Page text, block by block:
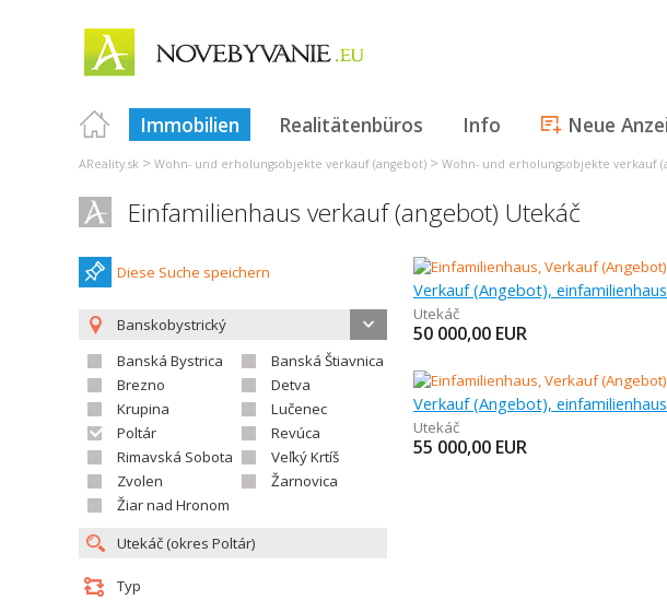
Immobilien Realitätenbüros Info Neue
AReality.sk > Wohn- und erholungsobjekte verkauf (angebot) > Wohn- und erholungsobjekte verkauf
Einfamilienhaus verkauf (angebot) Utekáč
Diese Suche speichern
Banskobystrický
Banská Bystrica
Banská Štiavnica
Brezno
Detva
Krupina
Lučenec
Poltár
Revúca
Rimavská Sobota
Veľký Krtíš
Zvolen
Žarnovica
Žiar nad Hronom
Typ
Verkauf (Angebot), einfamilienhaus
Utekáč
50 000,00 EUR
Verkauf (Angebot), einfamilienhaus
Utekáč
55 000,00 EUR